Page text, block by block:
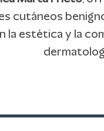
cutáneos
la estética y la